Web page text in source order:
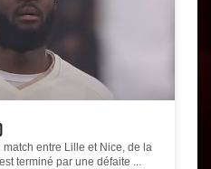
entre Lille et Nice, de la
terminé par une défaite ...